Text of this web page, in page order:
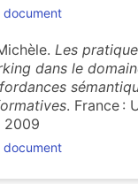
document
Les
dans le
. France :
2009
document